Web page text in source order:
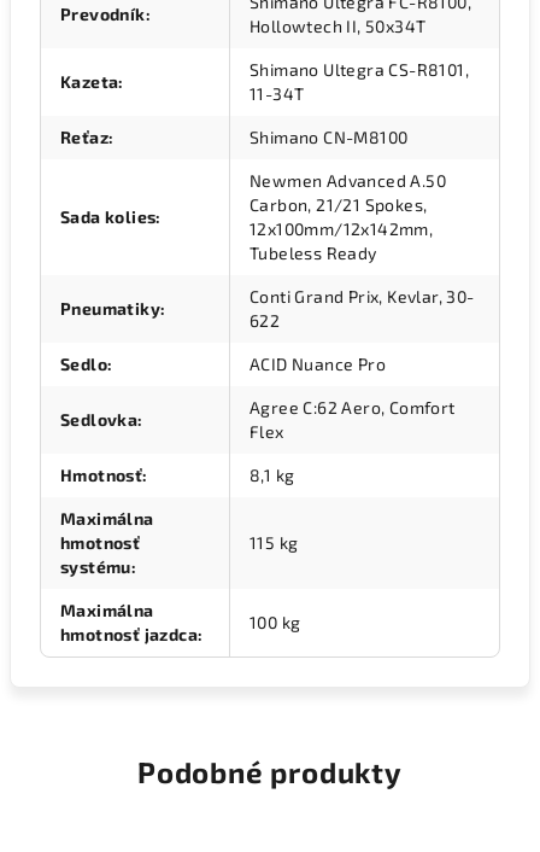
Prevodník:
Hollowtech II, 50x34T
Kazeta:
Shimano Ultegra CS-R8101,
11-34T
Reťaz: Shimano CN-M8100
Sada kolies:
Newmen Advanced A.50
Carbon, 21/21 Spokes,
12x100mm/12x142mm,
Tubeless Ready
Pneumatiky:
Conti Grand Prix, Kevlar, 30-
622
Sedlo: ACID Nuance Pro
Sedlovka:
Agree C:62 Aero, Comfort
Flex
Hmotnosť: 8,1 kg
Maximálna
hmotnosť
systému:
115 kg
Maximálna
hmotnosť jazdca:
100 kg
Podobné produkty